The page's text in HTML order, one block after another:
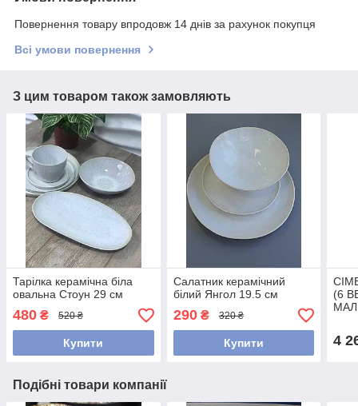
Повернення товару впродовж 14 днів за рахунок покупця
Всі умови повернення
З цим товаром також замовляють
Тарілка керамічна біла
овальна Стоун 29 см
480 ₴ 520 ₴
Купити
Салатник керамічний
білий Янгол 19.5 см
290₴ 320 ₴
Купити
(6
4
Подібні товари компанії